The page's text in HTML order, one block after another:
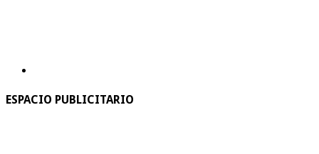
ESPACIO PUBLICITARIO